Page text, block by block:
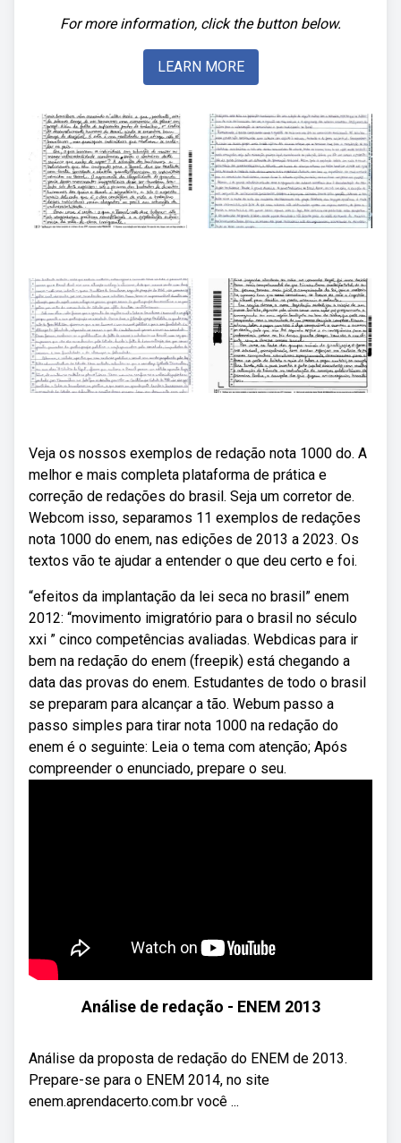
For more information, click the button below.
LEARN MORE
Veja os nossos exemplos de redação nota 1000 do. A
melhor e mais completa plataforma de prática e
correção de redações do brasil. Seja um corretor de.
Webcom isso, separamos 11 exemplos de redações
nota 1000 do enem, nas edições de 2013 a 2023. Os
textos vão te ajudar a entender o que deu certo e foi.
“efeitos da implantação da lei seca no brasil” enem
2012: “movimento imigratório para o brasil no século
xxi ” cinco competências avaliadas. Webdicas para ir
bem na redação do enem (freepik) está chegando a
data das provas do enem. Estudantes de todo o brasil
se preparam para alcançar a tão. Webum passo a
passo simples para tirar nota 1000 na redação do
enem é o seguinte: Leia o tema com atenção; Após
compreender o enunciado, prepare o seu.
Análise de redação - ENEM 2013
Análise da proposta de redação do ENEM de 2013.
Prepare-se para o ENEM 2014, no site
enem.aprendacerto.com.br você ...